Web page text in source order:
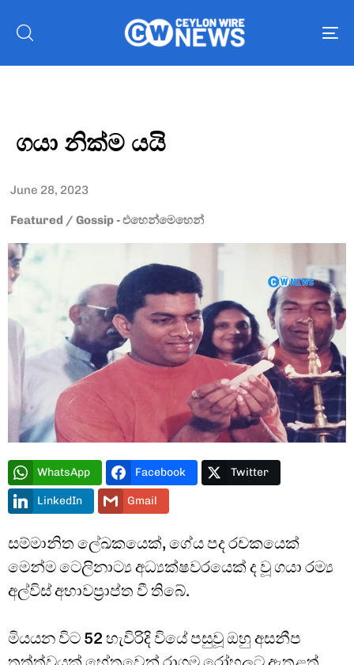
Type and hit enter
ගයා නික්ම යයි
June 28, 2023
Featured / Gossip - එහෙන්මෙහෙන්
WhatsApp Facebook Twitter
LinkedIn Gmail
සම්මානිත ලේඛකයෙක්, ගේය පද රචකයෙක්
මෙන්ම ටෙලිනාට්‍ය අධ්‍යක්ෂවරයෙක් ද වූ ගයා රම්‍ය
අල්විස් අභාවප්‍රාප්ත වී තිබේ.
මියයන විට 52 හැවිරිදි වියේ පසුවූ ඔහු අසනීප